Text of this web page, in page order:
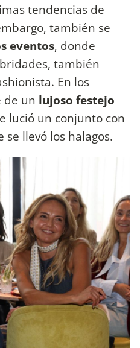
tendencias de
también se
eventos, donde
también
En los
de un lujoso festejo
lució un conjunto con
llevó los halagos.